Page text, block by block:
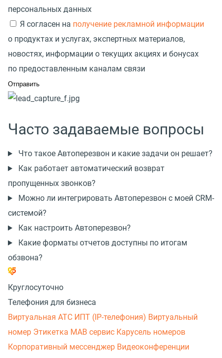
персональных данных
Я согласен на получение рекламной информации
о продуктах и услугах, экспертных материалов,
новостях, информации о текущих акциях и бонусах
по предоставленным каналам связи
Часто задаваемые вопросы
Что такое Автоперезвон и какие задачи он решает?
Как работает автоматический возврат
пропущенных звонков?
Можно ли интегрировать Автоперезвон с моей CRM-
системой?
Как настроить Автоперезвон?
Какие форматы отчетов доступны по итогам
обзвона?
Круглосуточно
Телефония для бизнеса
Виртуальная АТС ИПТ (IP-телефония) Виртуальный
номер Этикетка МАВ сервис Карусель номеров
Корпоративный мессенджер Видеоконференции